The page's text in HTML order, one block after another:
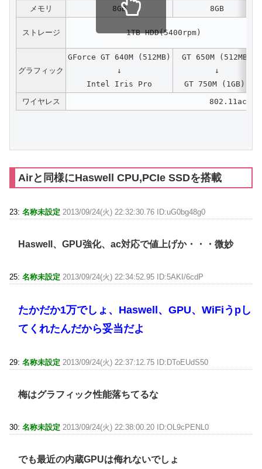
メモリ 8GB 8GB
ストレージ 1TB HDD(5400rpm)
グラフィック
GForce GT 640M (512MB)
↓
Intel Iris Pro
GT 650M (512MB)
↓
GT 750M (1GB)
ワイヤレス
802.11ac/a/
Airと同様にHaswell CPU,PCIe SSDを搭載
23: 名称未設定 2013/09/24(火) 22:32:30.76 ID:uG0bg48g0
Haswell、GPU強化、ac対応で値上げか・・・微妙
25: 名称未設定 2013/09/24(火) 22:34:52.95 ID:5AKI/6cdP
たかだか1万でしょ、Haswell、GPU、WiFiうpし
てくれたんだから妥当だよ
29: 名称未設定 2013/09/24(火) 22:37:12.75 ID:DToEUdS50
梅はグラフィック性能落ちてるな
30: 名称未設定 2013/09/24(火) 22:38:00.20 ID:OL9cPENL0
でも最近の内蔵GPUは侮れないでしょ